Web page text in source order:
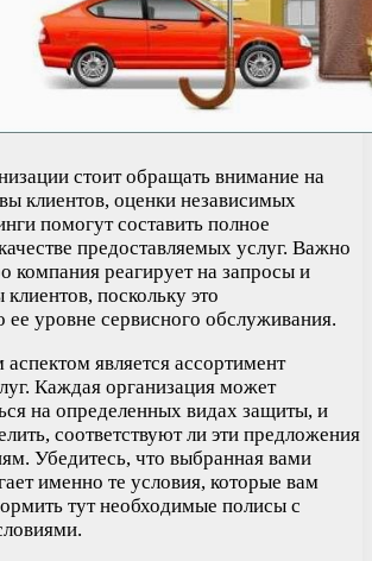
стоит обращать внимание на
клиентов, оценки независимых
помогут составить полное
предоставляемых услуг. Важно
компания реагирует на запросы и
поскольку это
ее уровне сервисного обслуживания.
является ассортимент
Каждая организация может
на определенных видах защиты, и
соответствуют ли эти предложения
Убедитесь, что выбранная вами
именно те условия, которые вам
тут необходимые полисы с